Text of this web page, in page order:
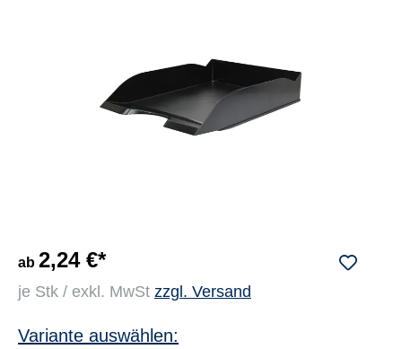
ab 2,24 €*
je Stk / exkl. MwSt zzgl. Versand
Variante auswählen: